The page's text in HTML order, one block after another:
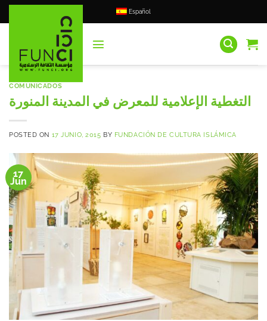
Saltar
al
Español
COMUNICADOS
التغطية الإعلامية للمعرض في المدينة المنورة
POSTED ON 17 JUNIO, 2015 BY FUNDACIÓN DE CULTURA ISLÁMICA
17
Jun